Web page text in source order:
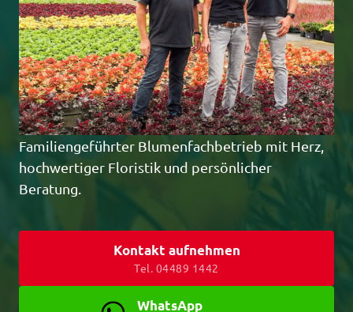
Familiengeführter Blumenfachbetrieb mit Herz,
hochwertiger Floristik und persönlicher
Beratung.
Kontakt aufnehmen
Tel. 04489 1442
WhatsApp